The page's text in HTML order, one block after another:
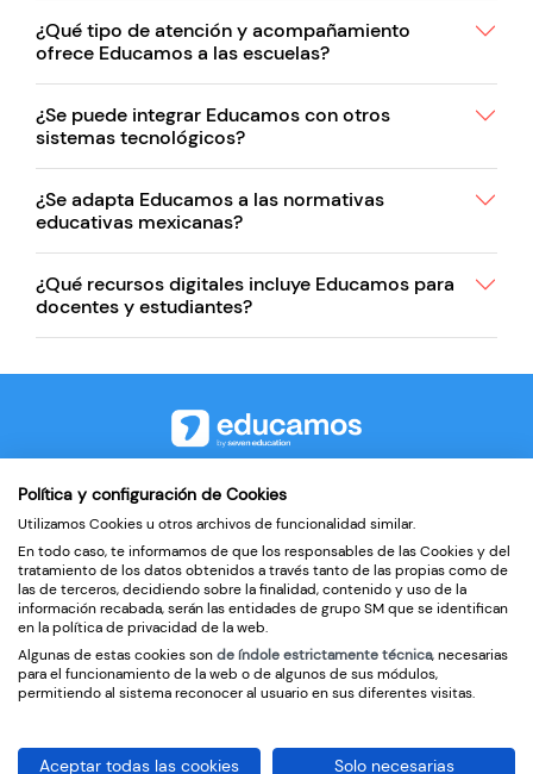
¿Qué tipo de atención y acompañamiento
ofrece Educamos a las escuelas?
¿Se puede integrar Educamos con otros
sistemas tecnológicos?
¿Se adapta Educamos a las normativas
educativas mexicanas?
¿Qué recursos digitales incluye Educamos para
docentes y estudiantes?
Contacto
Política de privacidad
Condiciones de uso
Política de cookies
Tratamiento de datos de Educamos
Política y configuración de Cookies
Utilizamos Cookies u otros archivos de funcionalidad similar.
En todo caso, te informamos de que los responsables de las Cookies y del
tratamiento de los datos obtenidos a través tanto de las propias como de
las de terceros, decidiendo sobre la finalidad, contenido y uso de la
información recabada, serán las entidades de grupo SM que se identifican
en la política de privacidad de la web.
Algunas de estas cookies sonde índole estrictamente técnica, necesarias
para el funcionamiento de la web o de algunos de sus módulos,
permitiendo al sistema reconocer al usuario en sus diferentes visitas.
Aceptar todas las cookies Solo necesarias